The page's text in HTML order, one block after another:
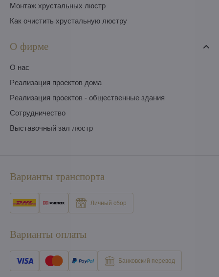
Монтаж хрустальных люстр
Как очистить хрустальную люстру
О фирме
O нас
Pеализация проектов дома
Pеализация проектов - общественные здания
Сотрудничество
Выставочный зал люстр
Варианты транспорта
Личный сбор
Варианты оплаты
Банковский перевод